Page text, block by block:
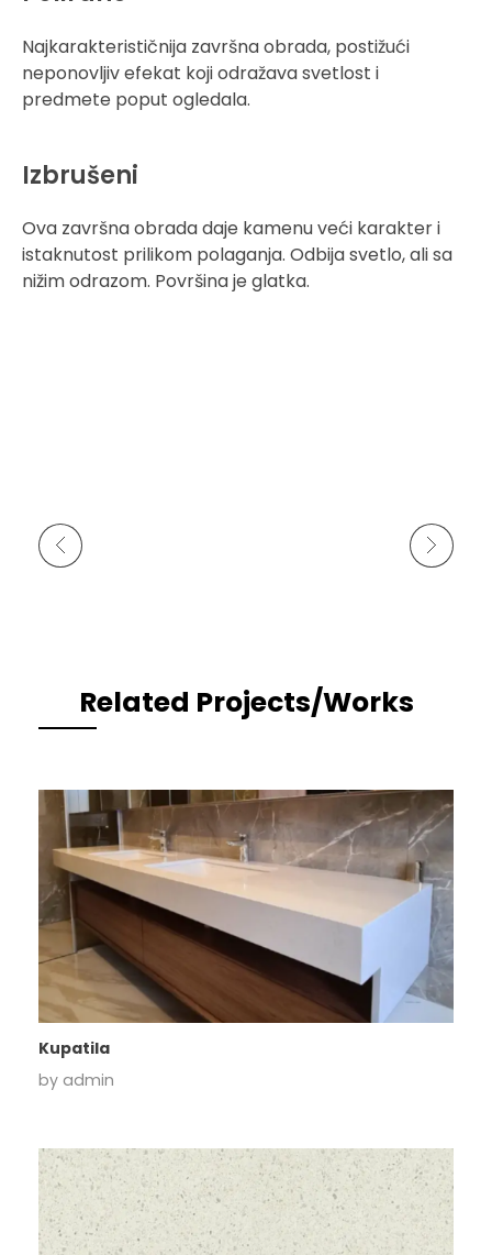
Najkarakterističnija završna obrada, postižući
neponovljiv efekat koji odražava svetlost i
predmete poput ogledala.
Izbrušeni
Ova završna obrada daje kamenu veći karakter i
istaknutost prilikom polaganja. Odbija svetlo, ali sa
nižim odrazom. Površina je glatka.
Related Projects/Works
Kupatila
by admin